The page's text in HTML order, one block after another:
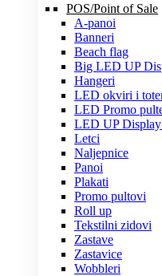
POS/Point of Sale
A-panoi
Banneri
Beach flag
Big LED UP
Hangeri
LED okviri i
LED Promo
LED UP Display
Letci
Naljepnice
Panoi
Plakati
Promo pultovi
Roll up
Tekstilni zidovi
Zastave
Zastavice
Wobbleri